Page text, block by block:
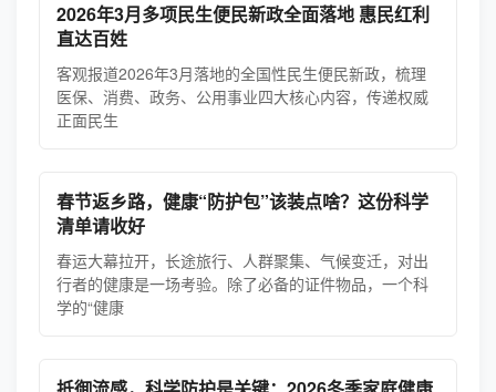
2026年3月多项民生便民新政全面落地 惠民红利
直达百姓
客观报道2026年3月落地的全国性民生便民新政，梳理
医保、消费、政务、公用事业四大核心内容，传递权威
正面民生
春节返乡路，健康“防护包”该装点啥？这份科学
清单请收好
春运大幕拉开，长途旅行、人群聚集、气候变迁，对出
行者的健康是一场考验。除了必备的证件物品，一个科
学的“健康